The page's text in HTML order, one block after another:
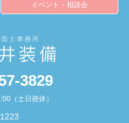
3829
（土日祝休）
イベント・相談会